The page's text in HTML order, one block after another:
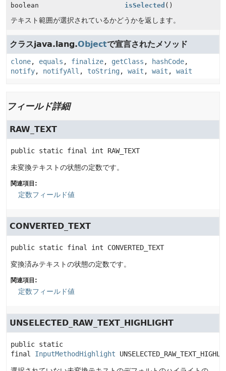
boolean isSelected ()
テキスト範囲が選択されているかどうかを返します。
クラスjava.lang.Objectで宣言されたメソッド
clone, equals , finalize, getClass , hashCode,
notify, notifyAll , toString, wait , wait , wait
フィールド詳細
RAW_TEXT
public static final int RAW_TEXT
未変換テキストの状態の定数です。
関連項目:
定数フィールド値
CONVERTED_TEXT
public static final int CONVERTED_TEXT
変換済みテキストの状態の定数です。
関連項目:
定数フィールド値
UNSELECTED_RAW_TEXT_HIGHLIGHT
public static
final
InputMethodHighlight